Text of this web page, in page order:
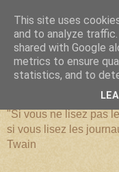
SERIATIM
"Si vous ne lisez pas
si vous lisez les
Twain
This site uses
and to analyze
shared with Google
metrics to ensure
statistics, and to